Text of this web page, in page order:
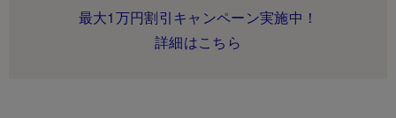
最大1万円割引キャンペーン実施中！
詳細はこちら